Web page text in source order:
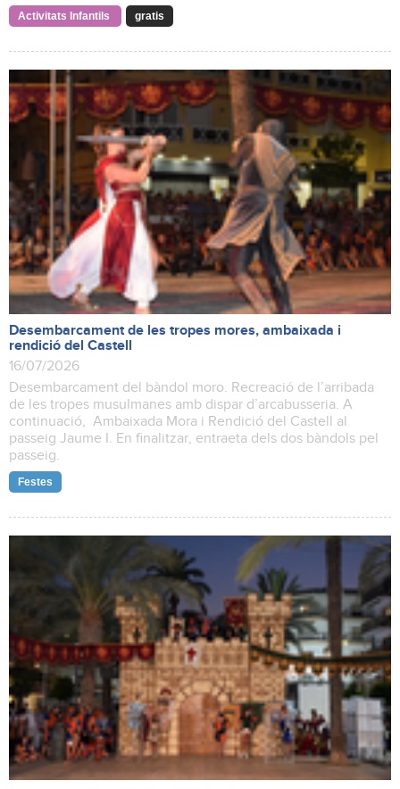
Activitats Infantils gratis
Desembarcament de les tropes mores, ambaixada i
rendició del Castell
16/07/2026
Desembarcament del bàndol moro. Recreació de l’arribada
de les tropes musulmanes amb dispar d’arcabusseria. A
continuació, Ambaixada Mora i Rendició del Castell al
passeig Jaume I. En finalitzar, entraeta dels dos bàndols pel
passeig.
Festes